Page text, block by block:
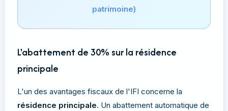
patrimoine)
L'abattement de 30% sur la résidence
principale
L'un des avantages fiscaux de l'IFI concerne la
résidence principale. Un abattement automatique de